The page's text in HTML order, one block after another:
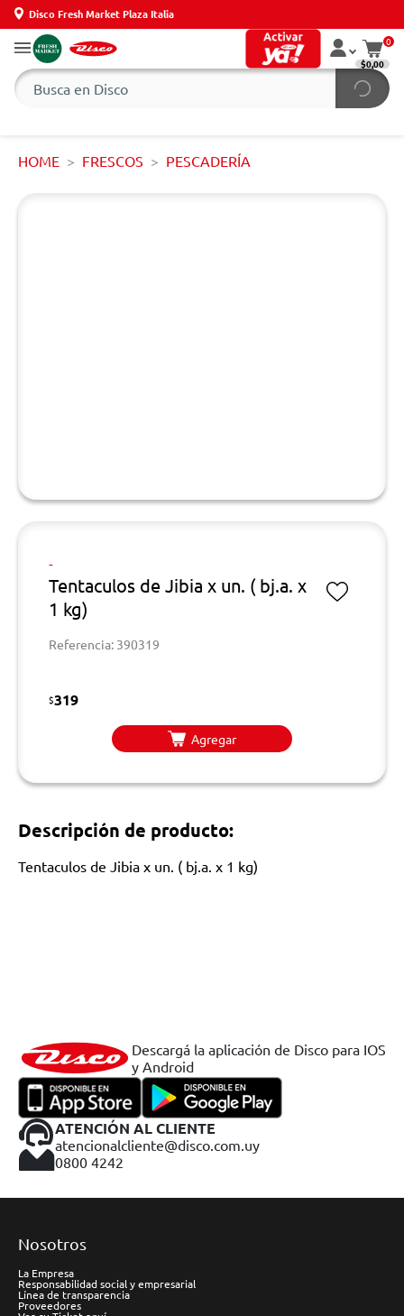
Disco Fresh Market Plaza Italia
0
$0,00
HOME FRESCOS PESCADERÍA
-
Tentaculos de Jibia x un. ( bj.a. x
1 kg)
Referencia: 390319
$319
Agregar
Descripción de producto:
Tentaculos de Jibia x un. ( bj.a. x 1 kg)
Descargá la aplicación de Disco para IOS
y Android
ATENCIÓN AL CLIENTE
atencionalcliente@disco.com.uy
0800 4242
Nosotros
La Empresa
Responsabilidad social y empresarial
Línea de transparencia
Proveedores